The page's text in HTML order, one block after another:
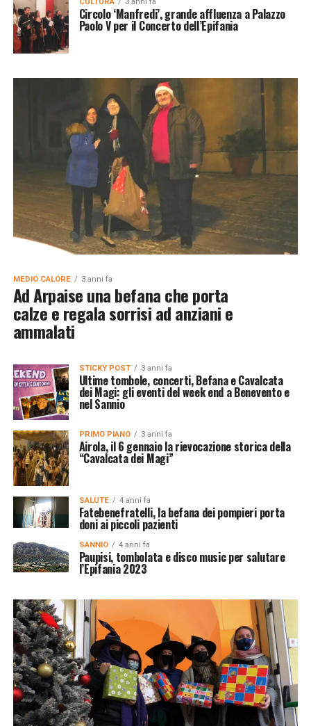
Circolo ‘Manfredi’, grande affluenza a Palazzo
Paolo V per il Concerto dell’Epifania
MEDIO CALORE 3 anni fa
Ad Arpaise una befana che porta
calze e regala sorrisi ad anziani e
ammalati
STICKY POST 3 anni fa
Ultime tombole, concerti, Befana e Cavalcata
dei Magi: gli eventi del week end a Benevento e
nel Sannio
PRIMO PIANO 3 anni fa
Airola, il 6 gennaio la rievocazione storica della
“Cavalcata dei Magi”
SALUTE 4 anni fa
Fatebenefratelli, la befana dei pompieri porta
doni ai piccoli pazienti
SANNIO 4 anni fa
Paupisi, tombolata e disco music per salutare
l’Epifania 2023